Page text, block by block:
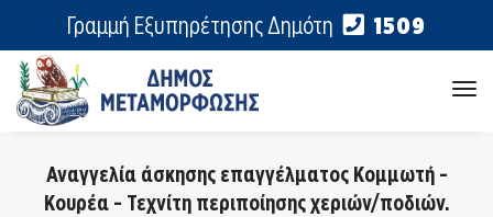
Γραμμή Εξυπηρέτησης Δημότη 1509
Αναγγελία άσκησης επαγγέλματος Κομμωτή -
Κουρέα - Τεχνίτη περιποίησης χεριών/ποδιών.